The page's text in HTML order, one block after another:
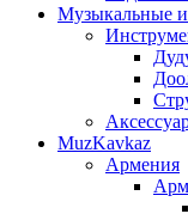
Музыкальные
MuzKavkaz
Армения